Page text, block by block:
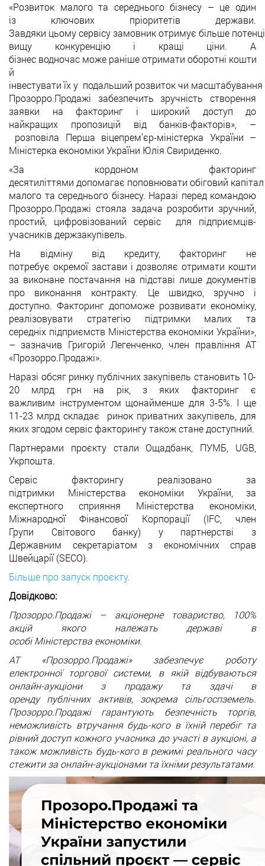
«Розвиток малого та середнього бізнесу – це один
із ключових пріоритетів держави.
Завдяки цьому сервісу замовник отримує більше
вищу конкуренцію і кращі ціни. А
бізнес водночас може раніше отримати оборотні кошти
й
інвестувати їх у подальший розвиток чи
Прозорро.Продажі забезпечить зручність створення
заявки на факторинг і широкий доступ до
найкращих пропозицій від банків-факторів», –
розповіла Перша віцепрем’єр-міністерка України –
Міністерка економіки України Юлія Свириденко.
«За кордоном факторинг
десятиліттями допомагає поповнювати обіговий капітал
малого та середнього бізнесу. Наразі перед командою
Прозорро.Продажі стояла задача розробити зручний,
простий, цифровізований сервіс для підприємців-
учасників держзакупівель.
На відміну від кредиту, факторинг не
потребує окремої застави і дозволяє отримати кошти
за виконане постачання на підставі лише документів
про виконання контракту. Це швидко, зручно і
доступно. Факторинг допоможе розвивати економіку,
реалізовувати стратегію підтримки малих та
середніх підприємств Міністерства економіки України»,
– зазначив Григорій Легенченко, член правління АТ
«Прозорро.Продажі».
Наразі обсяг ринку публічних закупівель становить 10-
20 млрд грн на рік, з яких факторинг є
важливим інструментом щонайменше для 3-5%. І ще
11-23 млрд складає ринок приватних закупівель, для
яких згодом сервіс факторингу також стане доступний.
Партнерами проєкту стали Ощадбанк, ПУМБ, UGB,
Укрпошта.
Сервіс факторингу реалізовано за
підтримки Міністерства економіки України, за
експертного сприяння Міністерства економіки,
Міжнародної Фінансової Корпорації (IFC, член
Групи Світового банку) у партнерстві з
Державним секретаріатом з економічних справ
Швейцарії (SECO).
Більше про запуск проєкту.
Довідково:
Прозорро.Продажі – акціонерне товариство, 100%
акцій якого належать державі в
особі Міністерства економіки.
АТ «Прозорро.Продажі» забезпечує роботу
електронної торгової системи, в якій відбуваються
онлайн-аукціони з продажу та здачі в
оренду публічних активів, зокрема сільгоспземель.
Прозорро.Продажі гарантують безпечність торгів,
неможливість втручання будь-кого в їхній перебіг та
рівний доступ кожного учасника до участі в аукціоні, а
також можливість будь-кого в режимі реального часу
стежити за онлайн-аукціонами та їхніми результатами.